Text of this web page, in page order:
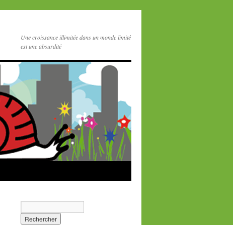
Une croissance illimitée dans un monde limité
est une absurdité